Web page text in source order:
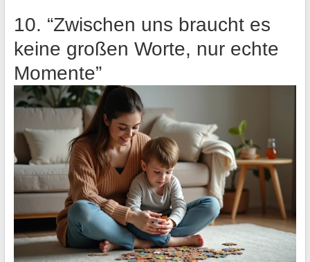
10. “Zwischen uns braucht es
keine großen Worte, nur echte
Momente”